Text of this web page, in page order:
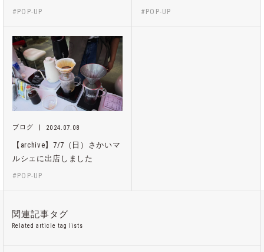
#POP-UP #POP-UP
ブログ 2024.07.08
【archive】7/7（日）さかいマ
ルシェに出店しました
#POP-UP
関連記事タグ
Related article tag lists